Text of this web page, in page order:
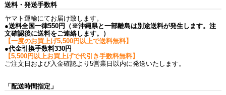
送料・発送手数料
ヤマト運輸にてお届け致します。
●送料全国一律550円（※沖縄県と一部離島は別途送料が発生します。注
文確認後に送料をご連絡します。）
【一度のお買上げ5,500円以上で送料無料】
●代金引換手数料330円
【5,500円以上お買上げで代引き手数料無料】
ご注文日および入金確認より5営業日以内に発送いたします。
「配送時間指定」